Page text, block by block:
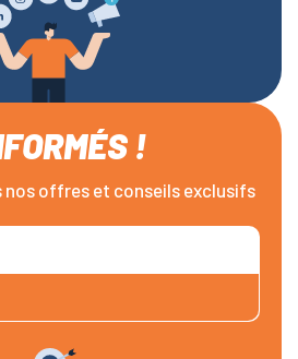
!
nos offres et conseils exclusifs